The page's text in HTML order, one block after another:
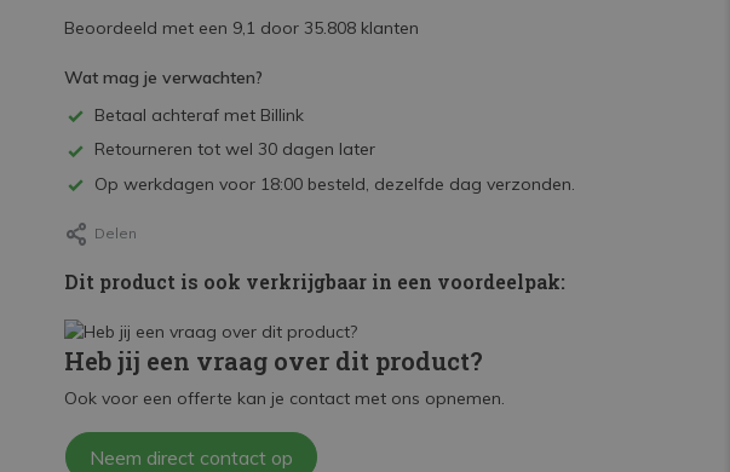
Beoordeeld met een 9,1 door 35.808 klanten
Wat mag je verwachten?
Betaal achteraf met Billink
Retourneren tot wel 30 dagen later
Op werkdagen voor 18:00 besteld, dezelfde dag verzonden.
Delen
Dit product is ook verkrijgbaar in een voordeelpak:
Heb jij een vraag over dit product?
Ook voor een offerte kan je contact met ons opnemen.
Neem direct contact op